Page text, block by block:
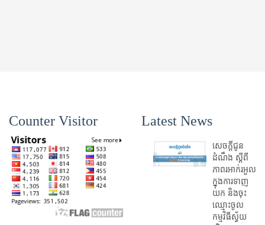
Counter Visitor Latest News
សេចក្តីជូន
ដំណឹង ស្តី​ពី
ភាព​រអាក់រអួល​
ក្នុងការ​ទាញ​
យក និង​ចុះ​
ឈ្មោះ​ចូល​
កម្មវិធី​ស្វ័យ